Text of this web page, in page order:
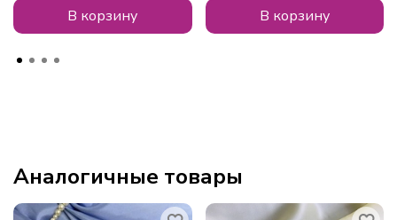
В корзину В корзину
Аналогичные товары